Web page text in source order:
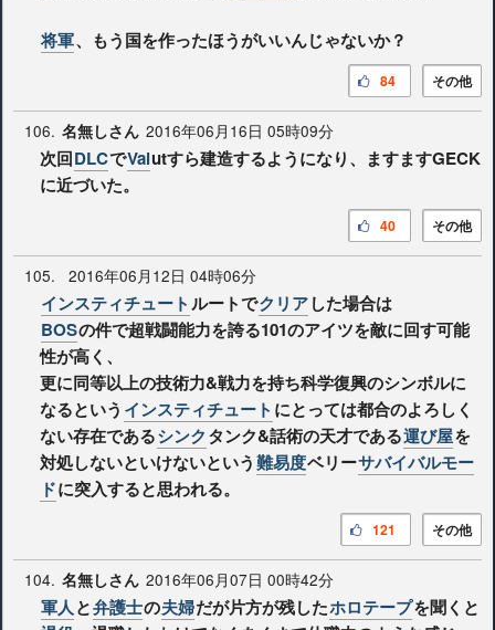
将軍、もう国を作ったほうがいいんじゃないか？
その他
84
106. 名無しさん 2016年06月16日 05時09分
次回DLCでValutすら建造するようになり、ますますGECK
に近づいた。
その他
40
105. 2016年06月12日 04時06分
インスティチュートルートでクリアした場合は
BOSの件で超戦闘能力を誇る101のアイツを敵に回す可能
性が高く、
更に同等以上の技術力&戦力を持ち科学復興のシンボルに
なるという インスティチュート にとっては都合のよろしく
ない存在であるシンクタンク&話術の天才である運び屋を
対処しないといけないという難易度ベリーサバイバルモー
ドに突入すると思われる。
その他
121
104. 名無しさん 2016年06月07日 00時42分
軍人と弁護士の夫婦だが片方が残したホロテープを聞くと